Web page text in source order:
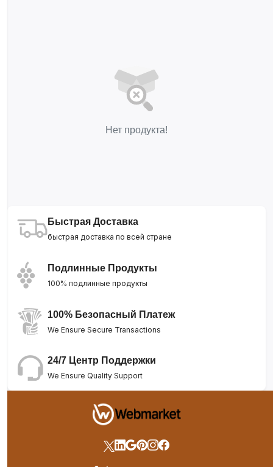
Нет продукта!
Быстрая Доставка
быстрая доставка по всей стране
Подлинные Продукты
100% подлинные продукты
100% Безопасный Платеж
We Ensure Secure Transactions
24/7 Центр Поддержки
We Ensure Quality Support